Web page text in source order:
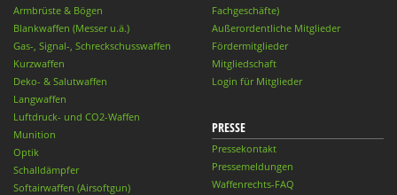
Armbrüste & Bögen
Blankwaffen (Messer u.ä.)
Gas-, Signal-, Schreckschusswaffen
Kurzwaffen
Deko- & Salutwaffen
Langwaffen
Luftdruck- und CO2-Waffen
Munition
Optik
Schalldämpfer
Softairwaffen (Airsoftgun)
Fachgeschäfte)
Außerordentliche Mitglieder
Fördermitglieder
Mitgliedschaft
Login für Mitglieder
PRESSE
Pressekontakt
Pressemeldungen
Waffenrechts-FAQ